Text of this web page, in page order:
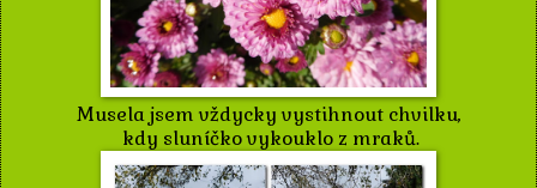
Musela jsem vždycky vystihnout chvilku,
kdy sluníčko vykouklo z mraků.